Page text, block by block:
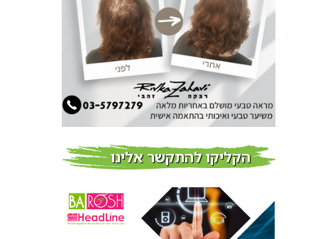
צמידי שיער – המומחים
לצמידי שיער ברמת השרון
חדשות
שיער מבוססי גוג’י ברי
חדש על המדף
Fibroseal Professional
הדרכה מוצלח נוסף
אירועים בארץ
הקליקו להתקשר אלינו